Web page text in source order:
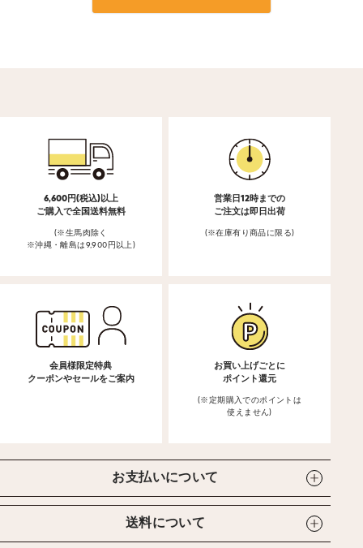
6,600円(税込)以上
ご購入で全国送料無料
(※生馬肉除く
※沖縄・離島は9,900円以上)
営業日12時までの
ご注文は即日出荷
(※在庫有り商品に限る)
会員様限定特典
クーポンやセールをご案内
お買い上げごとに
ポイント還元
(※定期購入でのポイントは
使えません)
お支払いについて
送料について